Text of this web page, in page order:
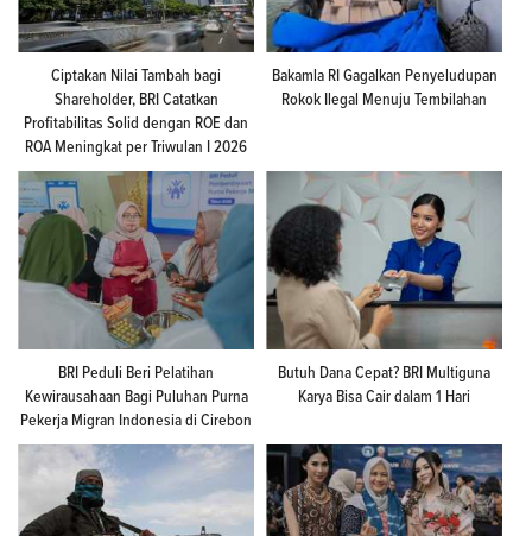
Ciptakan Nilai Tambah bagi
Shareholder, BRI Catatkan
Profitabilitas Solid dengan ROE dan
ROA Meningkat per Triwulan I 2026
Bakamla RI Gagalkan Penyeludupan
Rokok Ilegal Menuju Tembilahan
BRI Peduli Beri Pelatihan
Kewirausahaan Bagi Puluhan Purna
Pekerja Migran Indonesia di Cirebon
Butuh Dana Cepat? BRI Multiguna
Karya Bisa Cair dalam 1 Hari